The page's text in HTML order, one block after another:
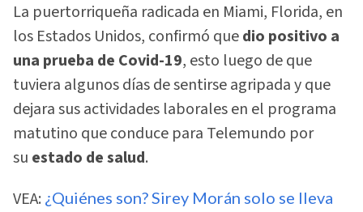
La puertorriqueña radicada en Miami, Florida, en
los Estados Unidos, confirmó quedio positivo a
una prueba de Covid-19, esto luego de que
tuviera algunos días de sentirse agripada y que
dejara sus actividades laborales en el programa
matutino que conduce para Telemundo por
su estado de salud.
VEA: ¿Quiénes son? Sirey Morán solo se lleva